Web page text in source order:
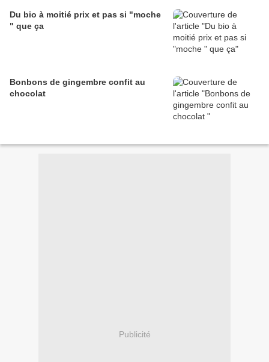
Du bio à moitié prix et pas si "moche
" que ça
Bonbons de gingembre confit au
chocolat
Publicité